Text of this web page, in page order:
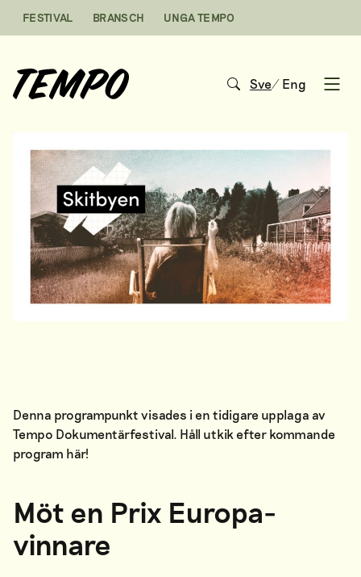
FESTIVAL BRANSCH UNGA TEMPO
Sve/ Eng
Denna programpunkt visades i en tidigare upplaga av
Tempo Dokumentärfestival. Håll utkik efter kommande
program här!
Möt en Prix Europa-
vinnare